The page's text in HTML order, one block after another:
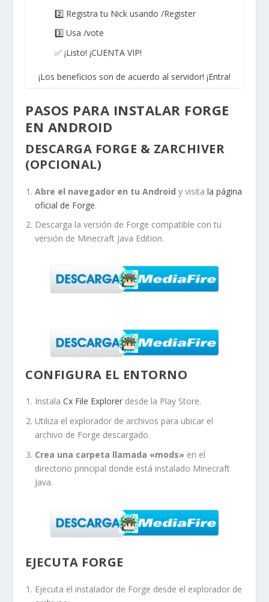
2️⃣ Registra tu Nick usando /Register
3️⃣ Usa /vote
✅ ¡Listo! ¡CUENTA VIP!
¡Los beneficios son de acuerdo al servidor! ¡Entra!
PASOS PARA INSTALAR FORGE
EN ANDROID
DESCARGA FORGE & ZARCHIVER
(OPCIONAL)
Abre el navegador en tu Android y visitala página
oficial de Forge.
Descarga la versión de Forge compatible con tu
versión de Minecraft Java Edition.
CONFIGURA EL ENTORNO
InstalaCx File Explorer desde la Play Store.
Utiliza el explorador de archivos para ubicar el
archivo de Forge descargado.
Crea una carpeta llamada «mods» en el
directorio principal donde está instalado Minecraft
Java.
EJECUTA FORGE
Ejecuta el instalador de Forge desde el explorador de